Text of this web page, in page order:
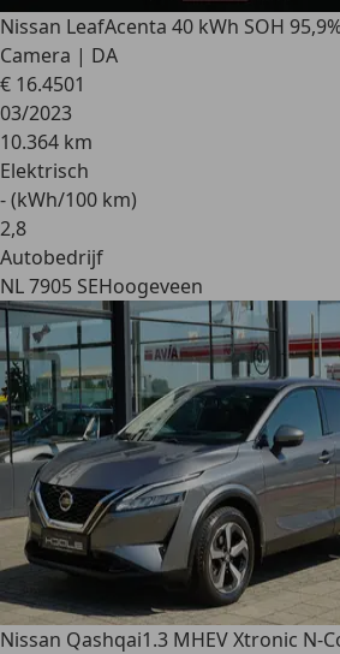
Nissan LeafAcenta 40 kWh SOH
Camera | DA
€ 16.4501
03/2023
10.364 km
Elektrisch
- (kWh/100 km)
2,8
Autobedrijf
NL 7905 SEHoogeveen
Nissan Qashqai1.3 MHEV Xtronic N-